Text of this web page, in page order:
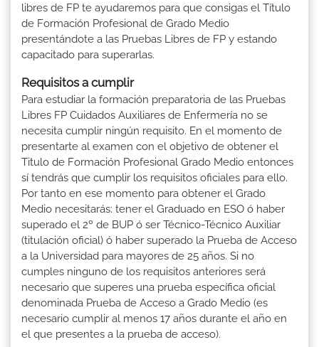
libres de FP te ayudaremos para que consigas el Título
de Formación Profesional de Grado Medio
presentándote a las Pruebas Libres de FP y estando
capacitado para superarlas.
Requisitos a cumplir
Para estudiar la formación preparatoria de las Pruebas
Libres FP Cuidados Auxiliares de Enfermería no se
necesita cumplir ningún requisito. En el momento de
presentarte al examen con el objetivo de obtener el
Titulo de Formación Profesional Grado Medio entonces
sí tendrás que cumplir los requisitos oficiales para ello.
Por tanto en ese momento para obtener el Grado
Medio necesitarás: tener el Graduado en ESO ó haber
superado el 2º de BUP ó ser Técnico-Técnico Auxiliar
(titulación oficial) ó haber superado la Prueba de Acceso
a la Universidad para mayores de 25 años. Si no
cumples ninguno de los requisitos anteriores será
necesario que superes una prueba específica oficial
denominada Prueba de Acceso a Grado Medio (es
necesario cumplir al menos 17 años durante el año en
el que presentes a la prueba de acceso).